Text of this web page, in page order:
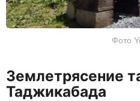
Фото
Землетрясение
Таджикабада